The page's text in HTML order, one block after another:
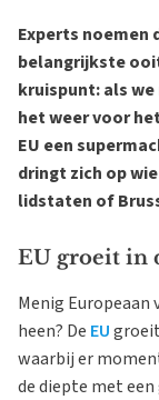
Experts noemen
belangrijkste
kruispunt: als
het weer voor
EU een
dringt zich op
lidstaten of
EU groeit in
Menig
heen? De EU
waarbij er
de diepte met